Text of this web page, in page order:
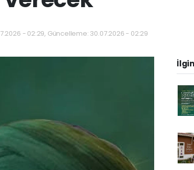
- 02:29, Güncelleme: 30.07.2026 - 02:29